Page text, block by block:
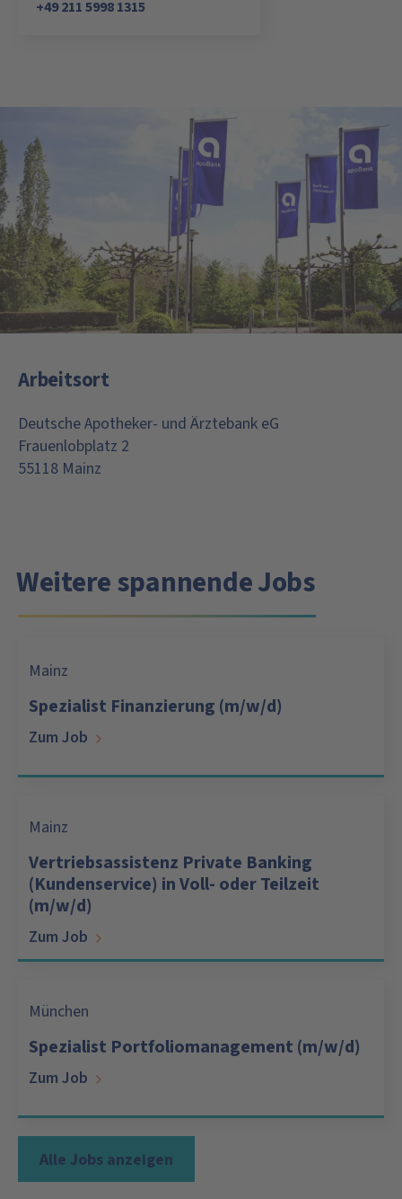
+49 211 5998 1315
Arbeitsort
Deutsche Apotheker- und Ärztebank eG
Frauenlobplatz 2
55118 Mainz
Weitere spannende Jobs
Mainz
Spezialist Finanzierung (m/w/d)
Zum Job
Mainz
Vertriebsassistenz Private Banking
(Kundenservice) in Voll- oder Teilzeit
(m/w/d)
Zum Job
München
Spezialist Portfoliomanagement (m/w/d)
Zum Job
Alle Jobs anzeigen